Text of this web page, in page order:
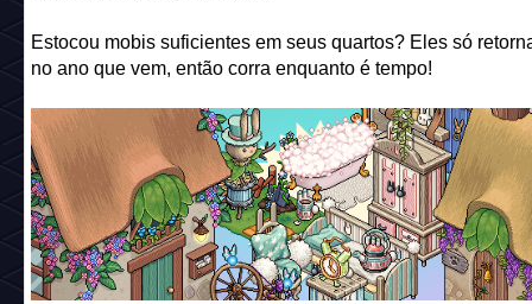
Estocou mobis suficientes em seus quartos? Eles só
no ano que vem, então corra enquanto é tempo!